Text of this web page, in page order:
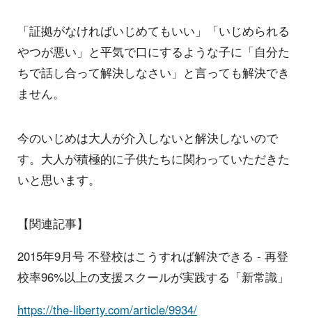
「証拠がなければいじめてもいい」「いじめられる
やつが悪い」と平気で口にするような子に「自分た
ちで話し合って解決しなさい」と言っても解決でき
ません。
今のいじめは大人が介入しないと解決しないので
す。大人が積極的に子供たちに関わっていただきた
いと思います。
【関連記事】
2015年9月号 不登校はこうすれば解決できる - 再登
校率96%以上の支援スクールが実践する「新常識」
https://the-liberty.com/article/9934/